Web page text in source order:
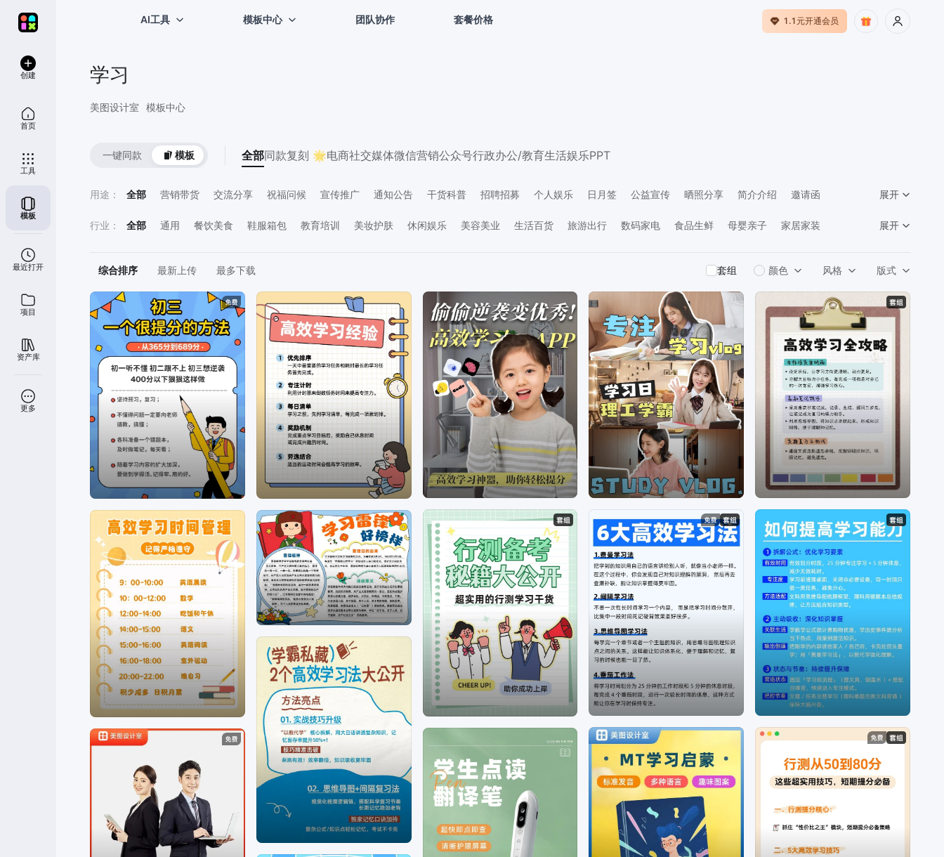
创建
首页
工具
模板
最近打开
项目
资产库
更多
AI工具 模板中心 团队协作 套餐价格 1.1元开通会员
学习
美图设计室 模板中心
一键同款 模板 全部同款复刻 🌟电商社交媒体微信营销公众号行政办公/教育生活娱乐PPT
用途 ： 全部 营销带货 交流分享 祝福问候 宣传推广 通知公告 干货科普 招聘招募 个人娱乐 日月签 公益宣传 晒照分享 简介介绍
邀请函
展开
行业 ： 全部 通用 餐饮美食 鞋服箱包 教育培训 美妆护肤 休闲娱乐 美容美业 生活百货 旅游出行 数码家电 食品生鲜 母婴亲子
家居家装
展开
综合排序 最新上传 最多下载 套组 颜色 风格 版式